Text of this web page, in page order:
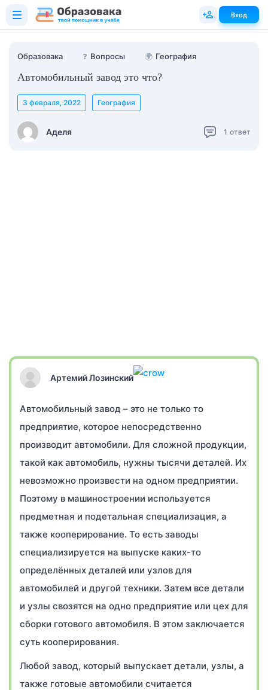
Образовака ❓ Вопросы 🌍 География
Автомобильный завод это что?
Аделя
3 февраля, 2022 География
1 ответ
Артемий Лозинский
Автомобильный завод – это не только то
предприятие, которое непосредственно
производит автомобили. Для сложной продукции,
такой как автомобиль, нужны тысячи деталей. Их
невозможно произвести на одном предприятии.
Поэтому в машиностроении используется
предметная и подетальная специализация, а
также кооперирование. То есть заводы
специализируется на выпуске каких-то
определённых деталей или узлов для
автомобилей и другой техники. Затем все детали
и узлы свозятся на одно предприятие или цех для
сборки готового автомобиля. В этом заключается
суть кооперирования.
Любой завод, который выпускает детали, узлы, а
также готовые автомобили считается
Вход